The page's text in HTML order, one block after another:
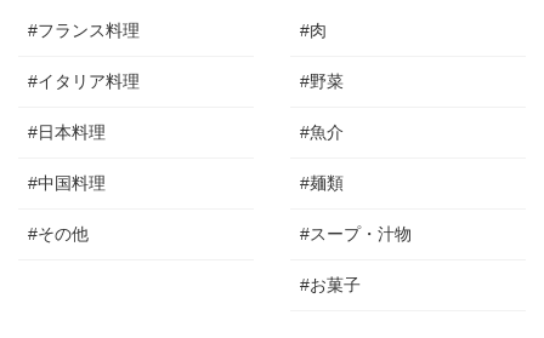
#フランス料理
#イタリア料理
#日本料理
#中国料理
#その他
#肉
#野菜
#魚介
#麺類
#スープ・汁物
#お菓子